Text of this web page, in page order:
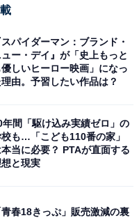
企画当初に『ローズマ
公が実体のない何かに
いたそうです。
・オブ・コメディ』も
スパイダーマン：ブランド・
ュー・デイ』が「史上もっと
優しいヒーロー映画」になっ
由。予習したい作品は？
年間「駆け込み実績ゼロ」の
も…「こども110番の家」
本当に必要？ PTAが直面する
と現実
青春18きっぷ」販売激減の裏